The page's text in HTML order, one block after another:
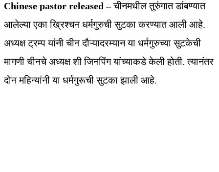
Chinese pastor released –चीनमधील तुरुंगात डांबण्यात
आलेल्या एका ख्रिश्‍चन धर्मगुरुची सुटका करण्यात आली आहे.
अध्यक्ष ट्रम्प यांनी चीन दौऱ्यादरम्यान या धर्मगुरुच्या सुटकेची
मागणी चीनचे अध्यक्ष शी जिनपिंग यांच्याकडे केली होती. त्यानंतर
दोन महिन्यांनी या धर्मगुरूची सुटका झाली आहे.